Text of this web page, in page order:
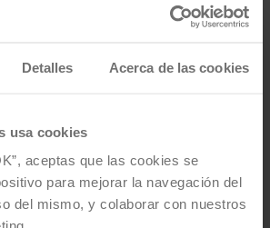
Detalles Acerca de las cookies
usa cookies
aceptas que las cookies se
para mejorar la navegación del
del mismo, y colaborar con nuestros
u otros profesionales. Con la
de usabilidad que la de venta
adapta a las peculiaridades
LA ANALÍTICA